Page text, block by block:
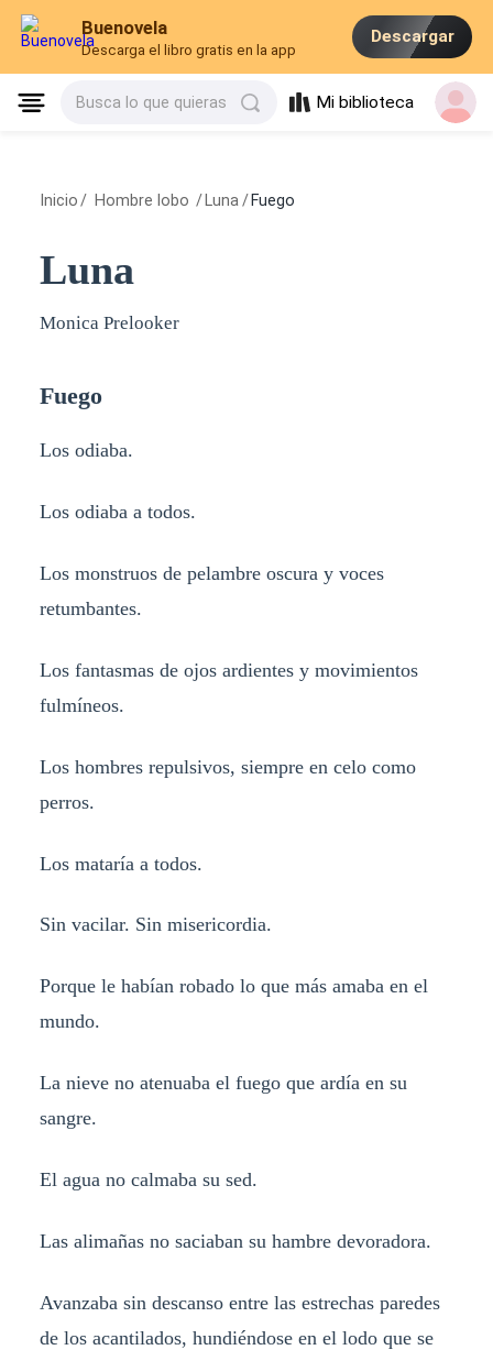
Buenovela
Descarga el libro gratis en la app
Descargar
Busca lo que quieras Mi biblioteca
Inicio / Hombre lobo / Luna / Fuego
Luna
Monica Prelooker
Fuego
Los odiaba.
Los odiaba a todos.
Los monstruos de pelambre oscura y voces
retumbantes.
Los fantasmas de ojos ardientes y movimientos
fulmíneos.
Los hombres repulsivos, siempre en celo como
perros.
Los mataría a todos.
Sin vacilar. Sin misericordia.
Porque le habían robado lo que más amaba en el
mundo.
La nieve no atenuaba el fuego que ardía en su
sangre.
El agua no calmaba su sed.
Las alimañas no saciaban su hambre devoradora.
Avanzaba sin descanso entre las estrechas paredes
de los acantilados, hundiéndose en el lodo que se